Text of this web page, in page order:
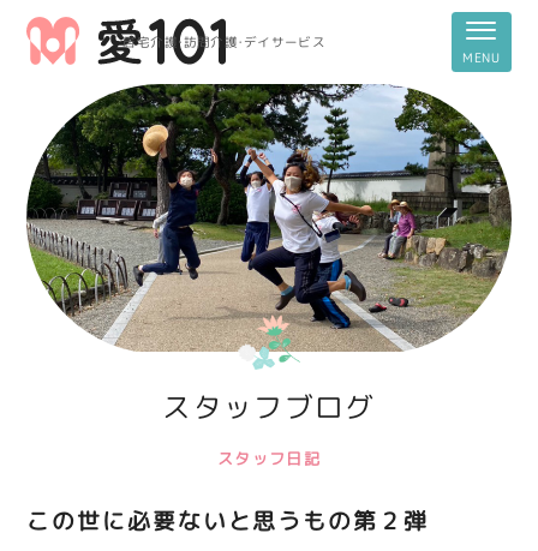
居宅介護・訪問介護・デイサービス
スタッフブログ
スタッフ日記
この世に必要ないと思うもの第２弾